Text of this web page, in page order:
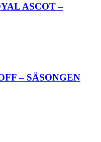
ASCOT –
– SÄSONGEN